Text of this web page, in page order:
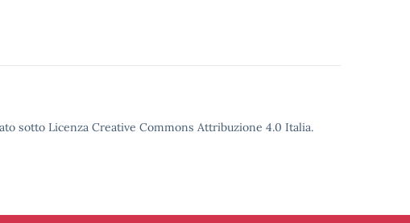
sotto Licenza Creative Commons Attribuzione 4.0 Italia.